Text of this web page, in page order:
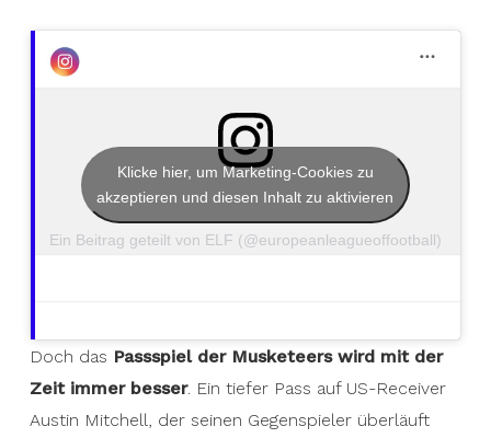
Ein Beitrag geteilt von ELF (@europeanleagueoffootball)
Klicke hier, um Marketing-Cookies zu
akzeptieren und diesen Inhalt zu aktivieren
Doch das Passspiel der Musketeers wird mit der
Zeit immer besser. Ein tiefer Pass auf US-Receiver
Austin Mitchell, der seinen Gegenspieler überläuft